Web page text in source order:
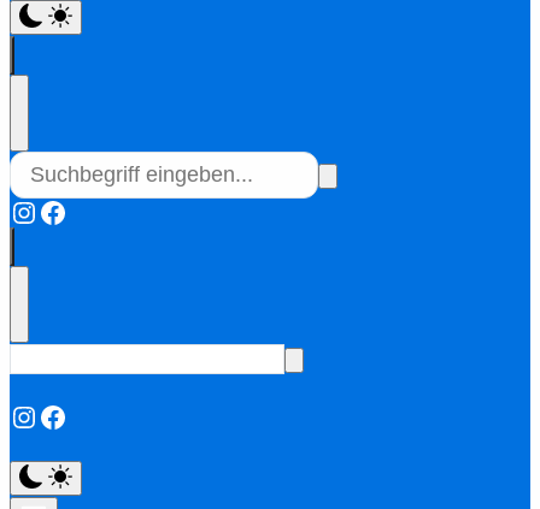
Instagram
Facebook
Instagram
Facebook